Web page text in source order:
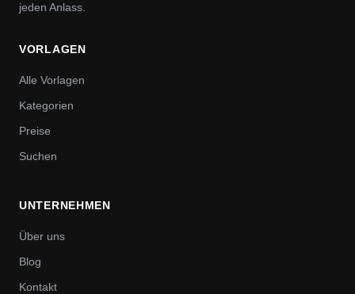
jeden Anlass.
VORLAGEN
Alle Vorlagen
Kategorien
Preise
Suchen
UNTERNEHMEN
Über uns
Blog
Kontakt